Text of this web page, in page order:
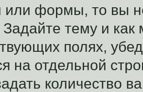
или формы, то вы
Задайте тему и
полях,
на отдельной
количество